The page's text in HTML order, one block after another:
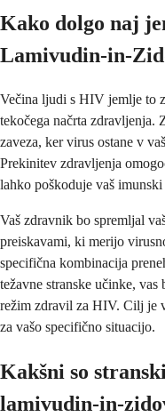
Kako dolgo naj
Lamivudin-in-
Večina ljudi s HIV jemlje to
tekočega načrta
zaveza, ker virus ostane v
Prekinitev zdravljenja
lahko poškoduje vaš imunski
Vaš zdravnik bo spremljal
preiskavami, ki merijo
specifična kombinacija
težavne stranske učinke,
režim zdravil za HIV. Cilj je
za vašo specifično situacijo.
Kakšni so
lamivudin-in-